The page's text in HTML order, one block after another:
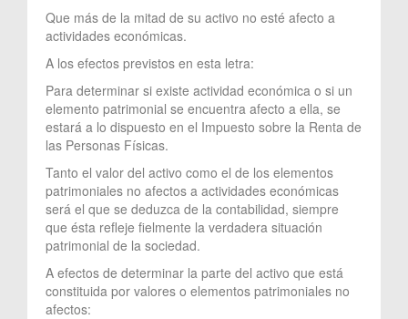
Que más de la mitad de su activo no esté afecto a
actividades económicas.
A los efectos previstos en esta letra:
Para determinar si existe actividad económica o si un
elemento patrimonial se encuentra afecto a ella, se
estará a lo dispuesto en el Impuesto sobre la Renta de
las Personas Físicas.
Tanto el valor del activo como el de los elementos
patrimoniales no afectos a actividades económicas
será el que se deduzca de la contabilidad, siempre
que ésta refleje fielmente la verdadera situación
patrimonial de la sociedad.
A efectos de determinar la parte del activo que está
constituida por valores o elementos patrimoniales no
afectos: